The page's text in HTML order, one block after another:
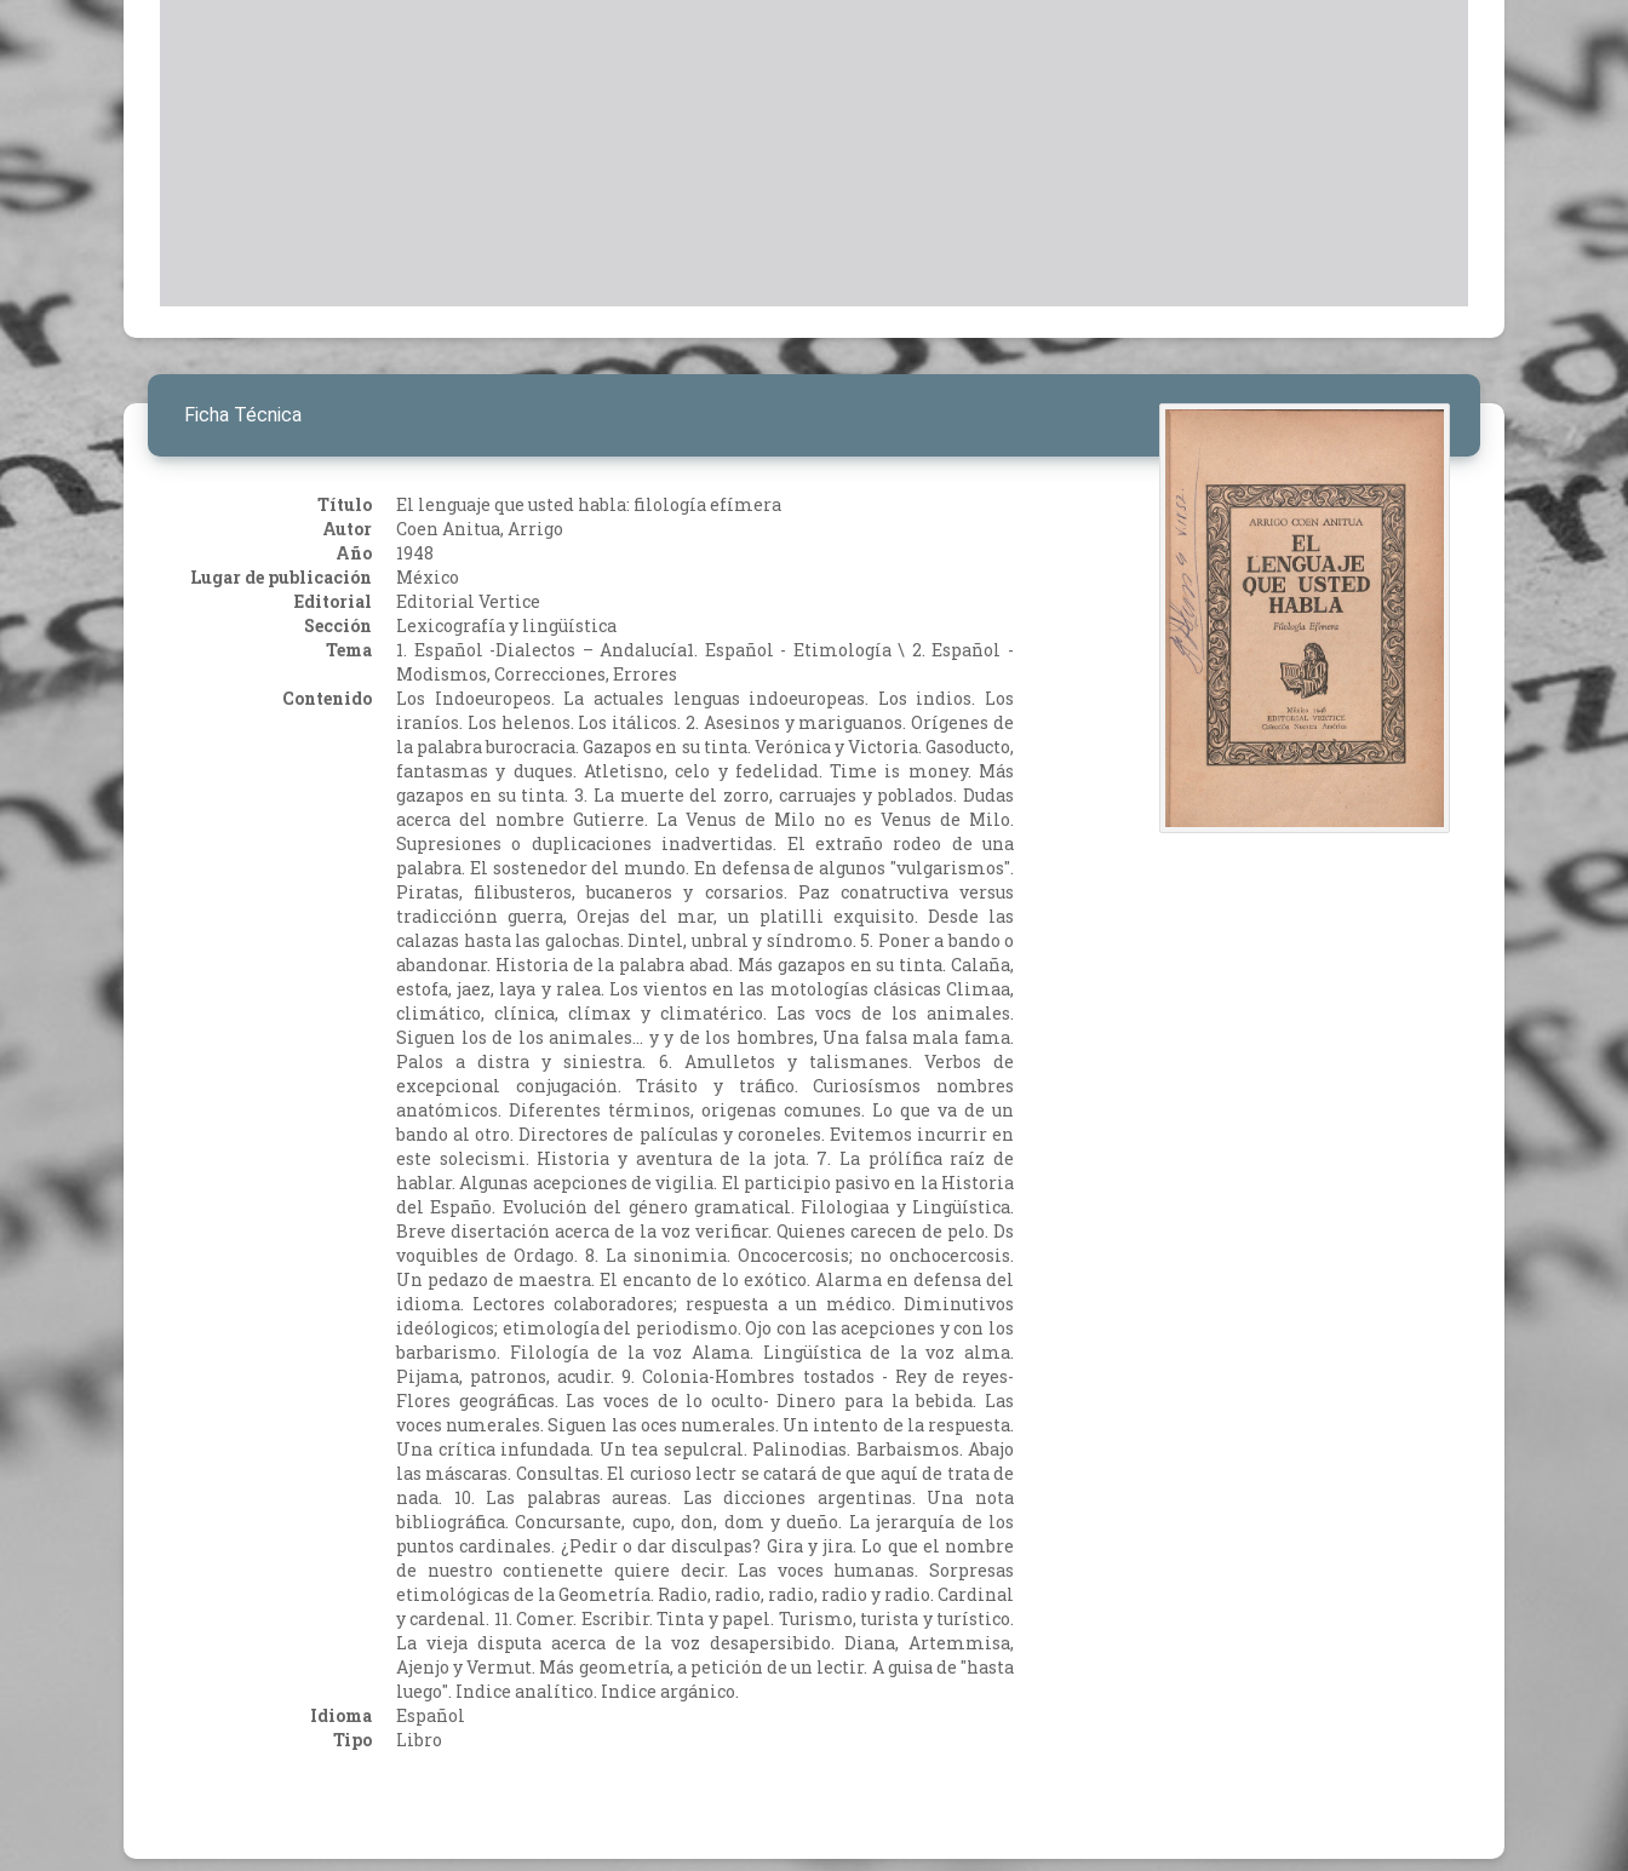
Ficha Técnica
Título
El lenguaje que usted habla: filología efímera
Autor
Coen Anitua, Arrigo
Año
1948
Lugar de publicación
México
Editorial
Editorial Vertice
Sección
Lexicografía y lingüística
Tema
1. Español -Dialectos – Andalucía1. Español - Etimología \ 2. Español -
Modismos, Correcciones, Errores
Contenido
Los Indoeuropeos. La actuales lenguas indoeuropeas. Los indios. Los
iraníos. Los helenos. Los itálicos. 2. Asesinos y mariguanos. Orígenes de
la palabra burocracia. Gazapos en su tinta. Verónica y Victoria. Gasoducto,
fantasmas y duques. Atletisno, celo y fedelidad. Time is money. Más
gazapos en su tinta. 3. La muerte del zorro, carruajes y poblados. Dudas
acerca del nombre Gutierre. La Venus de Milo no es Venus de Milo.
Supresiones o duplicaciones inadvertidas. El extraño rodeo de una
palabra. El sostenedor del mundo. En defensa de algunos "vulgarismos".
Piratas, filibusteros, bucaneros y corsarios. Paz conatructiva versus
tradicciónn guerra, Orejas del mar, un platilli exquisito. Desde las
calazas hasta las galochas. Dintel, unbral y síndromo. 5. Poner a bando o
abandonar. Historia de la palabra abad. Más gazapos en su tinta. Calaña,
estofa, jaez, laya y ralea. Los vientos en las motologías clásicas Climaa,
climático, clínica, clímax y climatérico. Las vocs de los animales.
Siguen los de los animales... y y de los hombres, Una falsa mala fama.
Palos a distra y siniestra. 6. Amulletos y talismanes. Verbos de
excepcional conjugación. Trásito y tráfico. Curiosísmos nombres
anatómicos. Diferentes términos, origenas comunes. Lo que va de un
bando al otro. Directores de palículas y coroneles. Evitemos incurrir en
este solecismi. Historia y aventura de la jota. 7. La prólífica raíz de
hablar. Algunas acepciones de vigilia. El participio pasivo en la Historia
del Españo. Evolución del género gramatical. Filologiaa y Lingüística.
Breve disertación acerca de la voz verificar. Quienes carecen de pelo. Ds
voquibles de Ordago. 8. La sinonimia. Oncocercosis; no onchocercosis.
Un pedazo de maestra. El encanto de lo exótico. Alarma en defensa del
idioma. Lectores colaboradores; respuesta a un médico. Diminutivos
ideólogicos; etimología del periodismo. Ojo con las acepciones y con los
barbarismo. Filología de la voz Alama. Lingüística de la voz alma.
Pijama, patronos, acudir. 9. Colonia-Hombres tostados - Rey de reyes-
Flores geográficas. Las voces de lo oculto- Dinero para la bebida. Las
voces numerales. Siguen las oces numerales. Un intento de la respuesta.
Una crítica infundada. Un tea sepulcral. Palinodias. Barbaismos. Abajo
las máscaras. Consultas. El curioso lectr se catará de que aquí de trata de
nada. 10. Las palabras aureas. Las dicciones argentinas. Una nota
bibliográfica. Concursante, cupo, don, dom y dueño. La jerarquía de los
puntos cardinales. ¿Pedir o dar disculpas? Gira y jira. Lo que el nombre
de nuestro contienette quiere decir. Las voces humanas. Sorpresas
etimológicas de la Geometría. Radio, radio, radio, radio y radio. Cardinal
y cardenal. 11. Comer. Escribir. Tinta y papel. Turismo, turista y turístico.
La vieja disputa acerca de la voz desapersibido. Diana, Artemmisa,
Ajenjo y Vermut. Más geometría, a petición de un lectir. A guisa de "hasta
luego". Indice analítico. Indice argánico.
Idioma
Español
Tipo
Libro